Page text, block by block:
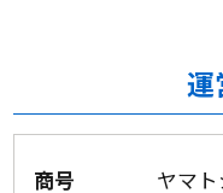
運
商号
ヤマ